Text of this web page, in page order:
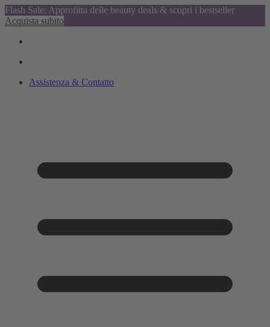
Flash Sale: Approfitta delle beauty deals & scopri i bestseller
Acquista subito
Assistenza & Contatto